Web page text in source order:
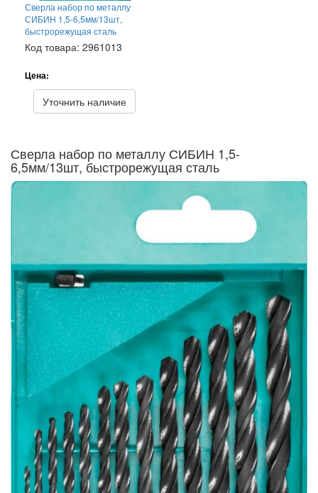
Сверла набор по металлу
СИБИН 1,5-6,5мм/13шт,
быстрорежущая сталь
Код товара: 2961013
Цена:
Уточнить наличие
Сверла набор по металлу СИБИН 1,5-
6,5мм/13шт, быстрорежущая сталь